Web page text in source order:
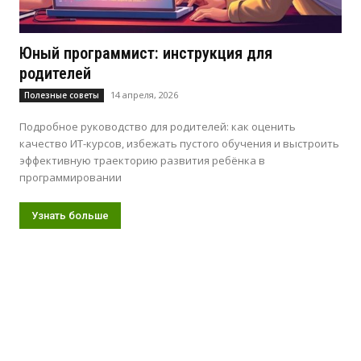
Юный программист: инструкция для
родителей
Полезные советы 14 апреля, 2026
Подробное руководство для родителей: как оценить
качество ИТ-курсов, избежать пустого обучения и выстроить
эффективную траекторию развития ребёнка в
программировании
Узнать больше